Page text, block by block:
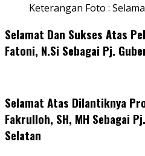
Keterangan Foto :
Selamat Dan Sukses Atas
Fatoni, N.Si Sebagai Pj.
Selamat Atas Dilantiknya
Fakrulloh, SH, MH Sebagai
Selatan